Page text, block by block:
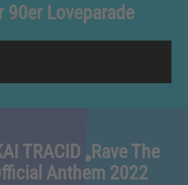
90er Loveparade
TRACID „Rave The
Anthem 2022